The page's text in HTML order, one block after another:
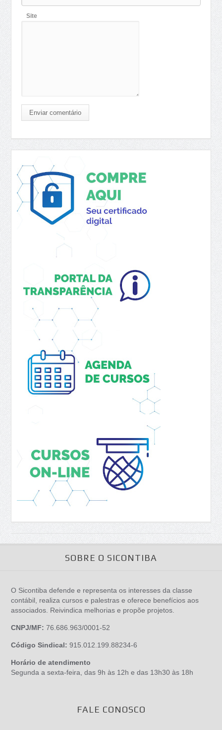
Site
Enviar comentário
SOBRE O SICONTIBA
O Sicontiba defende e representa os interesses da classe
contábil, realiza cursos e palestras e oferece benefícios aos
associados. Reivindica melhorias e propõe projetos.
CNPJ/MF: 76.686.963/0001-52
Código Sindical: 915.012.199.88234-6
Horário de atendimento
Segunda a sexta-feira, das 9h às 12h e das 13h30 às 18h
FALE CONOSCO